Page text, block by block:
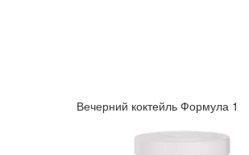
Вечерний коктейль Формула 1